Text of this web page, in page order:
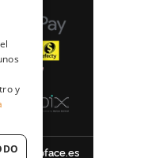
info@upface.es
y